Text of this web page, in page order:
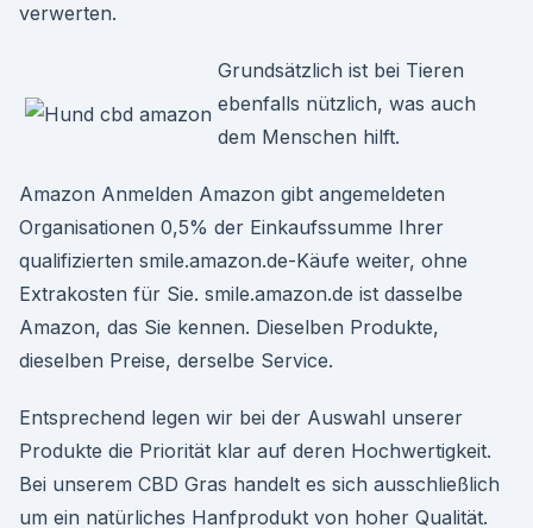
verwerten.
Grundsätzlich ist bei Tieren
ebenfalls nützlich, was auch
dem Menschen hilft.
Amazon Anmelden Amazon gibt angemeldeten
Organisationen 0,5% der Einkaufssumme Ihrer
qualifizierten smile.amazon.de-Käufe weiter, ohne
Extrakosten für Sie. smile.amazon.de ist dasselbe
Amazon, das Sie kennen. Dieselben Produkte,
dieselben Preise, derselbe Service.
Entsprechend legen wir bei der Auswahl unserer
Produkte die Priorität klar auf deren Hochwertigkeit.
Bei unserem CBD Gras handelt es sich ausschließlich
um ein natürliches Hanfprodukt von hoher Qualität.